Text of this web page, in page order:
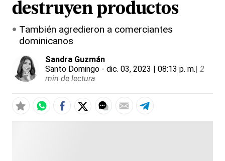
destruyen productos
También agredieron a comerciantes
dominicanos
Sandra Guzmán
Santo Domingo - dic. 03, 2023 | 08:13 p. m.| 2
min de lectura